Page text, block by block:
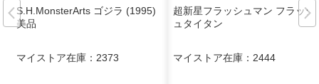
S.H.MonsterArts ゴジラ (1995)
美品
マイストア在庫： 2373
超新星フラッシュマン フラッシ
ュタイタン
マイストア在庫： 2444